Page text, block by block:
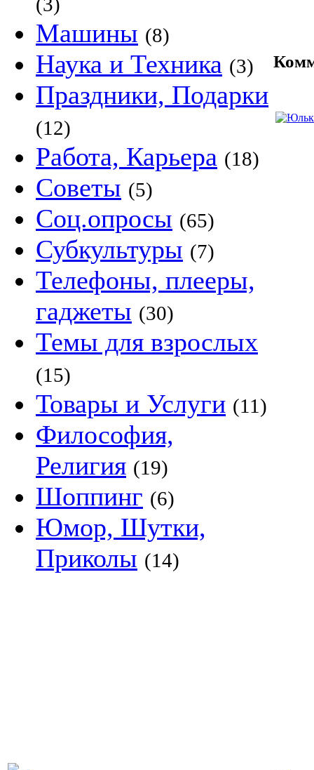
Машины (8)
Наука и Техника (3)
Праздники, Подарки
(12)
Работа, Карьера (18)
Советы (5)
Соц.опросы (65)
Субкультуры (7)
Телефоны, плееры,
гаджеты (30)
Темы для взрослых
(15)
Товары и Услуги (11)
Философия,
Религия (19)
Шоппинг (6)
Юмор, Шутки,
Приколы (14)